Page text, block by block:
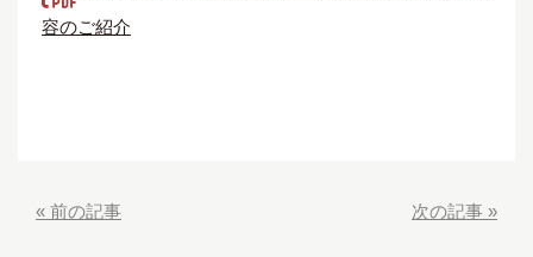
容のご紹介
« 前の記事 次の記事 »